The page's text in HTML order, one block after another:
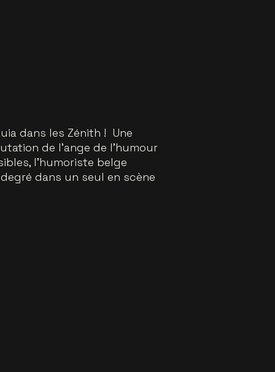
dans les Zénith ! Une
de l’ange de l’humour
l’humoriste belge
dans un seul en scène